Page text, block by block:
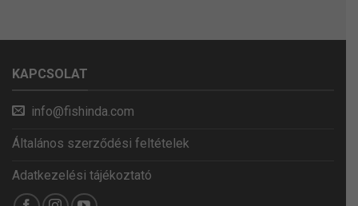
KAPCSOLAT
info@fishinda.com
Általános szerződési feltételek
Adatkezelési tájékoztató